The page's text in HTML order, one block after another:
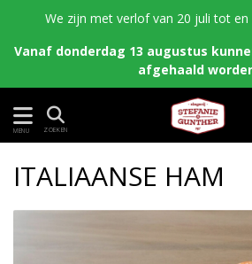
We zijn met verlof van 20 juli tot en
Vanaf donderdag 13 augustus
afgehaald
MENU ZOEKEN
ITALIAANSE HAM